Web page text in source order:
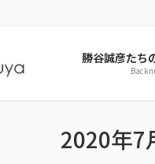
勝谷誠彦たち
2020年7